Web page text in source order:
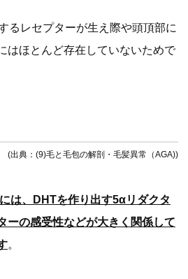
るレセプターが生え際や頭頂部に
はほとんど存在していないためで
(出典：(9)毛と毛包の解剖・毛髪異常（AGA))
は、DHTを作り出す5αリダクタ
ーの感受性などが大きく関係して
。